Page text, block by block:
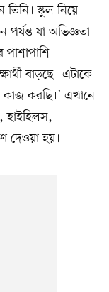
স্কুল নিয়ে
যা অভিজ্ঞতা
বাড়ছে। এটাকে
কাজ করছি।’ এখানে
হাইহিলস,
দেওয়া হয়।